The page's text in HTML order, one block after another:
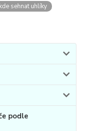
kde sehnat uhlíky
podle